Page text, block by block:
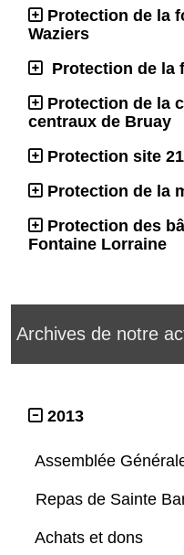
Protection de la
Waziers
Protection de la
Protection de la
centraux de Bruay
Protection site
Protection de la
Protection des
Fontaine Lorraine
Archives de notre
2013
Assemblée
Repas de Sainte
Achats et dons